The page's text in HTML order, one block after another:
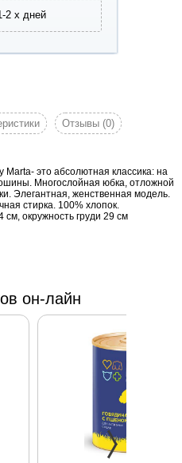
2 х дней
Отзывы (0)
Marta- это абсолютная классика: на
Многослойная юбка, отложной
Элегантная, женственная модель.
стирка. 100% хлопок.
окружность груди 29 см
он-лайн